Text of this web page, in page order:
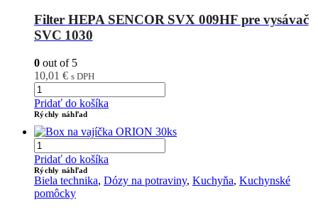
Filter HEPA SENCOR SVX 009HF pre vysávač
SVC 1030
0 out of 5
10,01 € s DPH
Pridať do košíka
Rýchly náhľad
Pridať do košíka
Rýchly náhľad
Biela technika, Dózy na potraviny, Kuchyňa, Kuchynské
pomôcky